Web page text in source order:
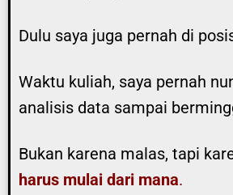
Dulu saya juga pernah di
Waktu kuliah, saya pernah
analisis data sampai
Bukan karena malas, tapi
harus mulai dari mana.